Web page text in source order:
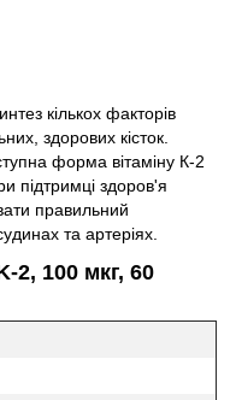
кількох факторів
здорових кісток.
форма вітаміну К-2
підтримці здоров'я
правильний
та артеріях.
2, 100 мкг, 60